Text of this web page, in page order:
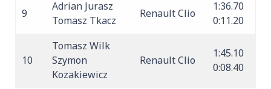
9
Adrian Jurasz
Tomasz Tkacz
Renault Clio
1:36.70
0:11.20
10
Tomasz Wilk
Szymon
Kozakiewicz
Renault Clio
1:45.10
0:08.40